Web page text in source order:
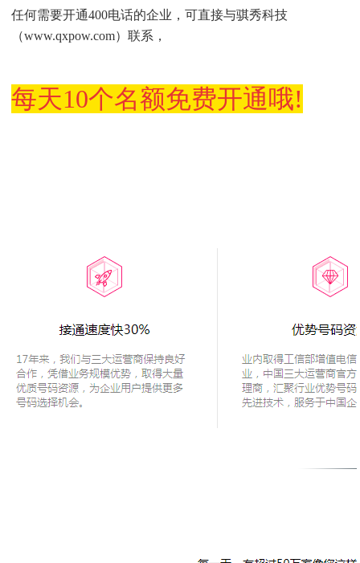
任何需要开通400电话的企业，可直接与骐秀科技
（www.qxpow.com）联系，
每天10个名额免费开通哦!